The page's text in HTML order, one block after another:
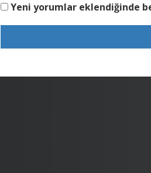
Yeni yorumlar eklendiğinde